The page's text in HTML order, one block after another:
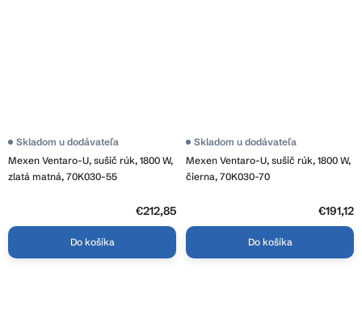
Mexen Ventaro-U, sušič rúk, 1800 W,
zlatá matná, 70K030-55
Skladom u dodávateľa
€212,85
Do košíka
Mexen Ventaro-U, sušič rúk, 1800 W,
čierna, 70K030-70
Skladom u dodávateľa
€191,12
Do košíka